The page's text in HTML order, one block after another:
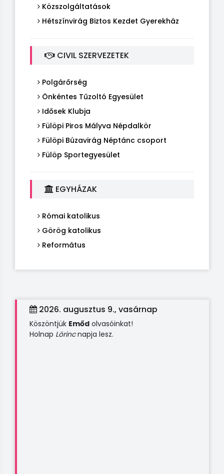
Közszolgáltatások
Hétszínvirág Biztos Kezdet Gyerekház
CIVIL SZERVEZETEK
Polgárőrség
Önkéntes Tűzoltó Egyesület
Idősek Klubja
Fülöpi Piros Mályva Népdalkör
Fülöpi Búzavirág Néptánc csoport
Fülöp Sportegyesület
EGYHÁZAK
Római katolikus
Görög katolikus
Református
2026. augusztus 9., vasárnap
Köszöntjük Emőd olvasóinkat!
Holnap Lörincnapja lesz.